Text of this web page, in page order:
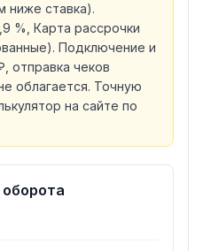
ставка).
%, Карта рассрочки
Подключение и
отправка чеков
облагается. Точную
на сайте по